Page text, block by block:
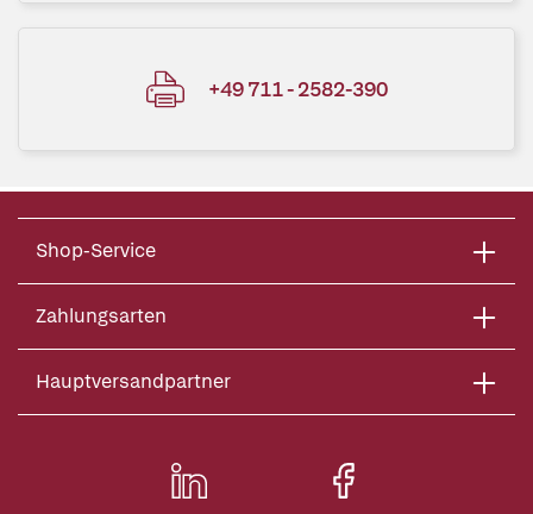
+49 711 - 2582-390
Shop-Service
Zahlungsarten
Hauptversandpartner